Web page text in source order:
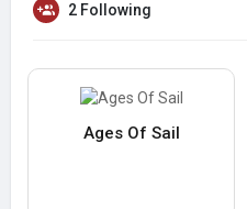
2 Following
Ages Of Sail